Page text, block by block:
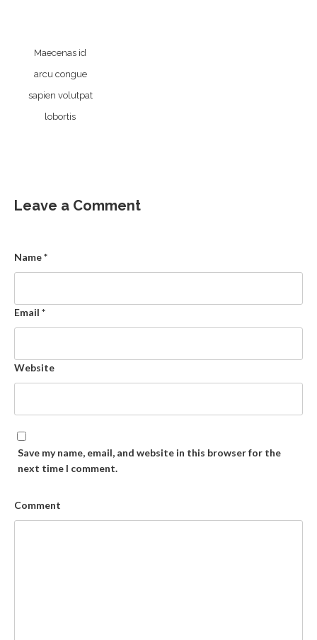
Maecenas id
arcu congue
sapien volutpat
lobortis
Leave a Comment
Name*
Email *
Website
Save my name, email, and website in this browser for the
next time I comment.
Comment